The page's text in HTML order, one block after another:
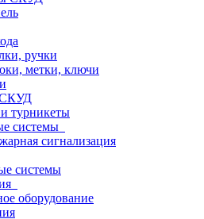
ручки
метки, ключи
турникеты
системы
сигнализация
системы
оборудование